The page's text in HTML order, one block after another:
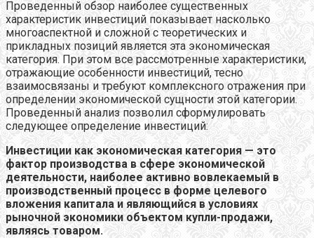
Проведенный обзор наиболее существенных
характеристик инвестиций показывает насколько
многоаспектной и сложной с теоретических и
прикладных позиций является эта экономическая
категория. При этом все рассмотренные характеристики,
отражающие особенности инвестиций, тесно
взаимосвязаны и требуют комплексного отражения при
определении экономической сущности этой категории.
Проведенный анализ позволил сформулировать
следующее определение инвестиций:
Инвестиции как экономическая категория — это
фактор производства в сфере экономической
деятельности, наиболее активно вовлекаемый в
производственный процесс в форме целевого
вложения капитала и являющийся в условиях
рыночной экономики объектом купли-продажи,
являясь товаром.